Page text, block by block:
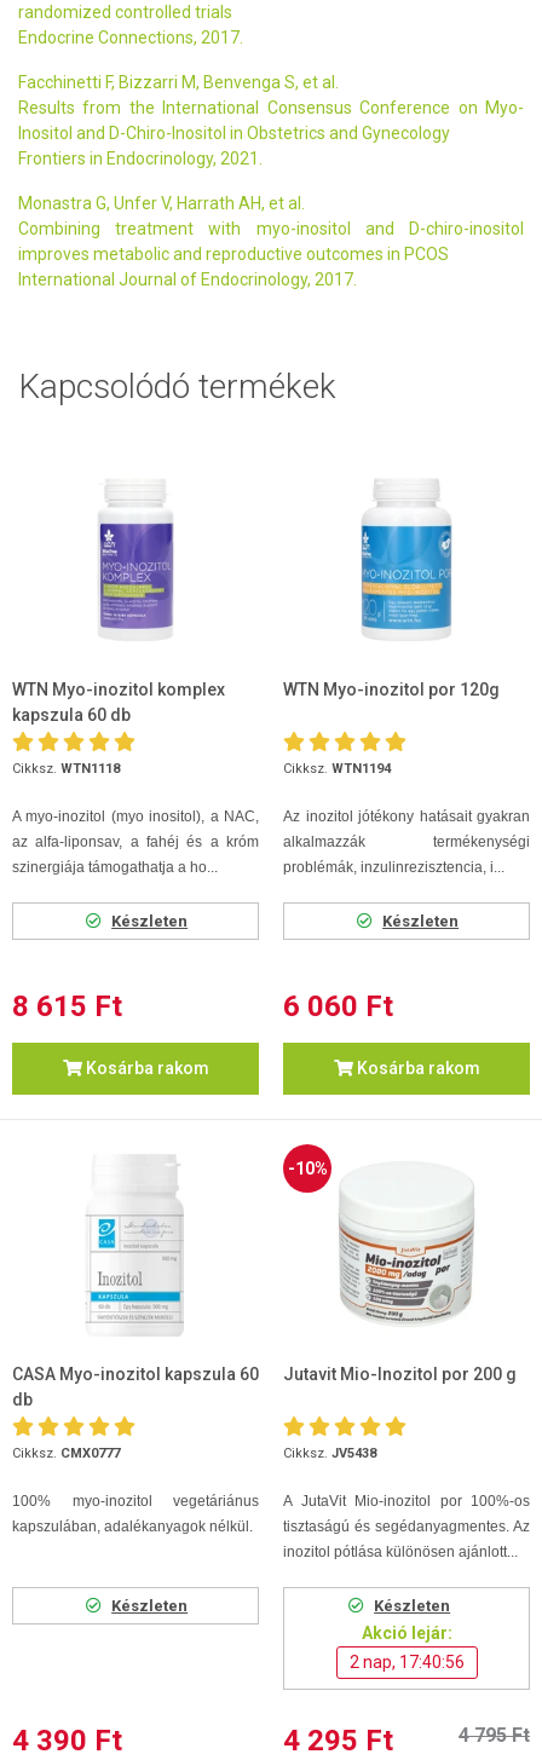
randomized controlled trials
Endocrine Connections, 2017.
Facchinetti F, Bizzarri M, Benvenga S, et al.
Results from the International Consensus Conference on Myo-
Inositol and D-Chiro-Inositol in Obstetrics and Gynecology
Frontiers in Endocrinology, 2021.
Monastra G, Unfer V, Harrath AH, et al.
Combining treatment with myo-inositol and D-chiro-inositol
improves metabolic and reproductive outcomes in PCOS
International Journal of Endocrinology, 2017.
Kapcsolódó termékek
WTN Myo-inozitol komplex
kapszula 60 db
Cikksz. WTN1118
A myo-inozitol (myo inositol), a NAC,
az alfa-liponsav, a fahéj és a króm
szinergiája támogathatja a ho...
Készleten
8 615 Ft
Kosárba rakom
WTN Myo-inozitol por 120g
Cikksz. WTN1194
Az inozitol jótékony hatásait gyakran
alkalmazzák termékenységi
problémák, inzulinrezisztencia, i...
Készleten
6 060 Ft
Kosárba rakom
CASA Myo-inozitol kapszula 60
db
Cikksz. CMX0777
100% myo-inozitol vegetáriánus
kapszulában, adalékanyagok nélkül.
Készleten
4 390 Ft
-10%
Jutavit Mio-Inozitol por 200 g
Cikksz. JV5438
A JutaVit Mio-inozitol por 100%-os
tisztaságú és segédanyagmentes. Az
inozitol pótlása különösen ajánlott...
Készleten
Akció lejár:
2 nap, 17:40:55
4 295 Ft 4 795 Ft